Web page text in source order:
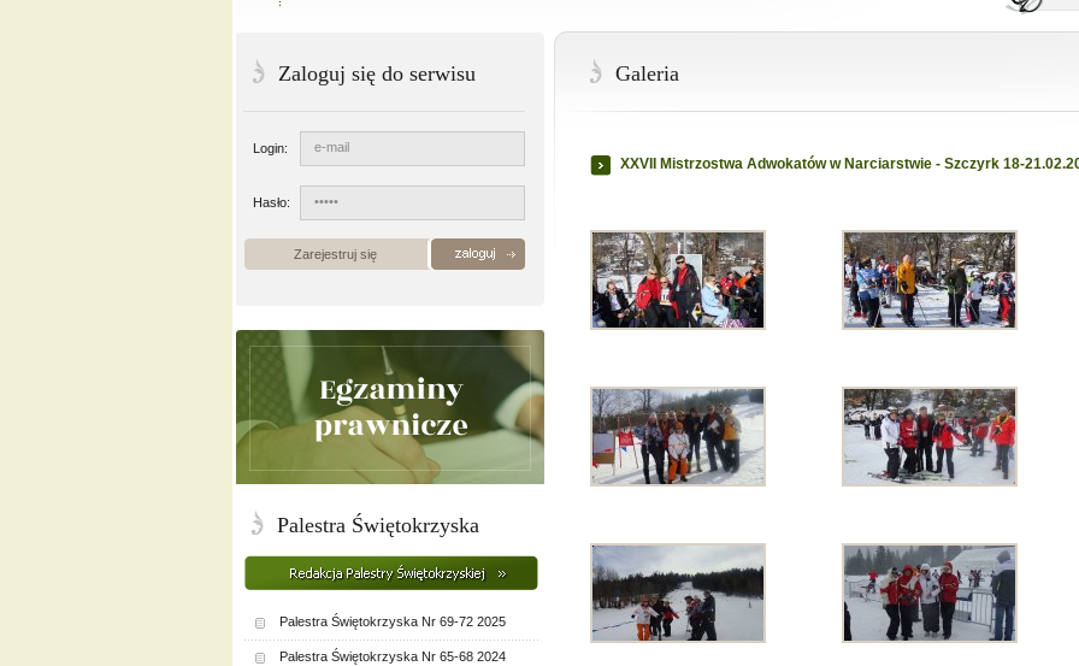
Galeria
XXVII Mistrzostwa Adwokatów w Narciarstwie - Szczyrk 18-
Zaloguj się do serwisu
Login:
Hasło:
Zarejestruj się
Palestra Świętokrzyska
Palestra Świętokrzyska Nr 69-72 2025
Palestra Świętokrzyska Nr 65-68 2024